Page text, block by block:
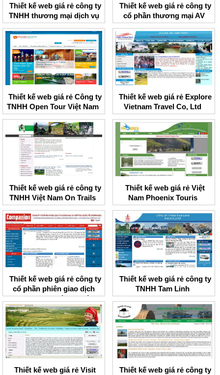
Thiết kế web giá rẻ công ty
TNHH thương mại dịch vụ
Trang Minh
Thiết kế web giá rẻ công ty
cổ phần thương mại AV
Travel
Thiết kế web giá rẻ Công ty
TNHH Open Tour Việt Nam
Thiết kế web giá rẻ Explore
Vietnam Travel Co, Ltd
Thiết kế web giá rẻ công ty
TNHH Việt Nam On Trails
Thiết kế web giá rẻ Việt
Nam Phoenix Touris
Thiết kế web giá rẻ công ty
cổ phần phiên giao dịch
thương mại và hợp tác
quốc tế companion
Thiết kế web giá rẻ công ty
TNHH Tam Linh
Thiết kế web giá rẻ Visit
Thiết kế web giá rẻ công ty